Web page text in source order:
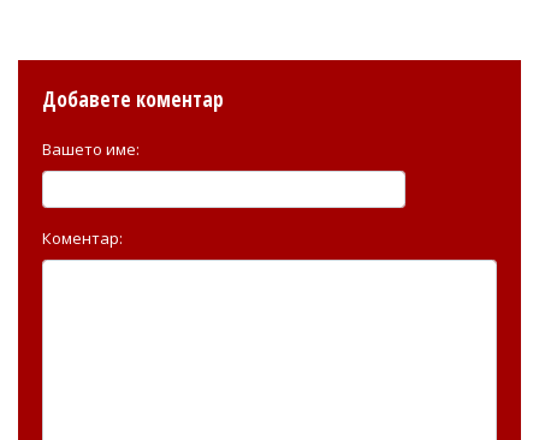
Добавете коментар
Вашето име:
Коментар: